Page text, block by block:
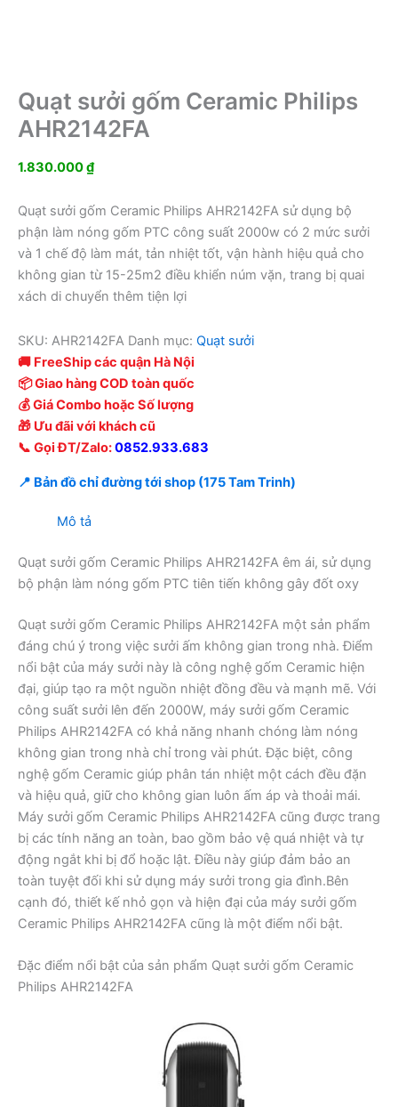
Quạt sưởi gốm Ceramic Philips
AHR2142FA
1.830.000₫
Quạt sưởi gốm Ceramic Philips AHR2142FA sử dụng bộ
phận làm nóng gốm PTC công suất 2000w có 2 mức sưởi
và 1 chế độ làm mát, tản nhiệt tốt, vận hành hiệu quả cho
không gian từ 15-25m2 điều khiển núm vặn, trang bị quai
xách di chuyển thêm tiện lợi
SKU: AHR2142FA Danh mục: Quạt sưởi
🚚 FreeShip các quận Hà Nội
📦 Giao hàng COD toàn quốc
💰 Giá Combo hoặc Số lượng
🎁 Ưu đãi với khách cũ
📞 Gọi ĐT/Zalo:0852.933.683
📍 Bản đồ chỉ đường tới shop (175 Tam Trinh)
Mô tả
Quạt sưởi gốm Ceramic Philips AHR2142FA êm ái, sử dụng
bộ phận làm nóng gốm PTC tiên tiến không gây đốt oxy
Quạt sưởi gốm Ceramic Philips AHR2142FA một sản phẩm
đáng chú ý trong việc sưởi ấm không gian trong nhà. Điểm
nổi bật của máy sưởi này là công nghệ gốm Ceramic hiện
đại, giúp tạo ra một nguồn nhiệt đồng đều và mạnh mẽ. Với
công suất sưởi lên đến 2000W, máy sưởi gốm Ceramic
Philips AHR2142FA có khả năng nhanh chóng làm nóng
không gian trong nhà chỉ trong vài phút. Đặc biệt, công
nghệ gốm Ceramic giúp phân tán nhiệt một cách đều đặn
và hiệu quả, giữ cho không gian luôn ấm áp và thoải mái.
Máy sưởi gốm Ceramic Philips AHR2142FA cũng được trang
bị các tính năng an toàn, bao gồm bảo vệ quá nhiệt và tự
động ngắt khi bị đổ hoặc lật. Điều này giúp đảm bảo an
toàn tuyệt đối khi sử dụng máy sưởi trong gia đình.Bên
cạnh đó, thiết kế nhỏ gọn và hiện đại của máy sưởi gốm
Ceramic Philips AHR2142FA cũng là một điểm nổi bật.
Đặc điểm nổi bật của sản phẩm Quạt sưởi gốm Ceramic
Philips AHR2142FA